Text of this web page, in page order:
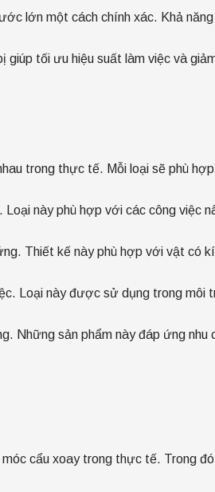
lớn một cách chính xác. Khả
tối ưu hiệu suất làm việc và
trong thực tế. Mỗi loại sẽ phù
này phù hợp với các công việc
Thiết kế này phù hợp với vật có
Loại này được sử dụng trong
Những sản phẩm này đáp ứng
cẩu xoay trong thực tế. Trong